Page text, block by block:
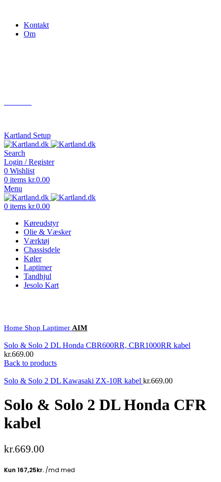
Kontakt
Om
Kartland Setup
Search
Login / Register
0 Wishlist
0 items kr.0.00
Menu
0 items kr.0.00
Køreudstyr
Olie & Væsker
Værktøj
Chassisdele
Køler
Laptimer
Tandhjul
Jesolo Kart
Home Shop Laptimer AIM
Solo & Solo 2 DL Honda CBR600RR, CBR1000RR kabel
kr.669.00
Back to products
Solo & Solo 2 DL Kawasaki ZX-10R kabel kr.669.00
Solo & Solo 2 DL Honda CFR
kabel
kr.669.00